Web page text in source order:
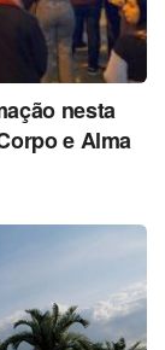
nesta
e Alma